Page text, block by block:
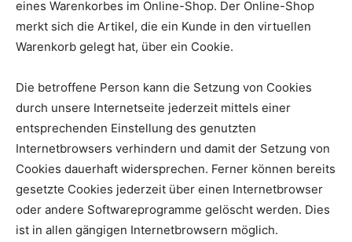
eines Warenkorbes im Online-Shop. Der Online-Shop
merkt sich die Artikel, die ein Kunde in den virtuellen
Warenkorb gelegt hat, über ein Cookie.
Die betroffene Person kann die Setzung von Cookies
durch unsere Internetseite jederzeit mittels einer
entsprechenden Einstellung des genutzten
Internetbrowsers verhindern und damit der Setzung von
Cookies dauerhaft widersprechen. Ferner können bereits
gesetzte Cookies jederzeit über einen Internetbrowser
oder andere Softwareprogramme gelöscht werden. Dies
ist in allen gängigen Internetbrowsern möglich.